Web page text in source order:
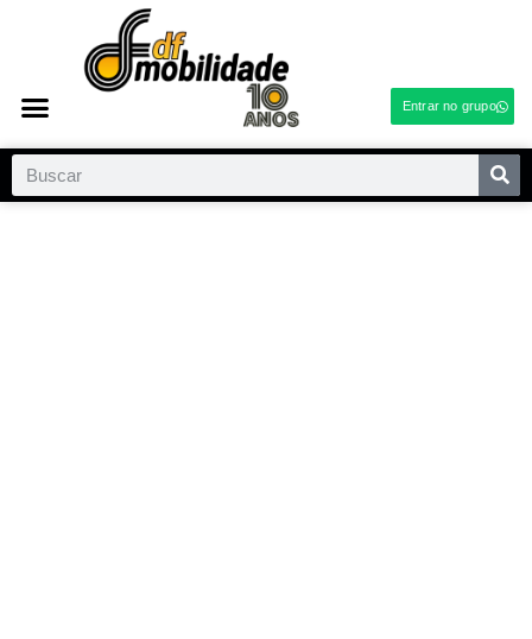
Entrar no grupo